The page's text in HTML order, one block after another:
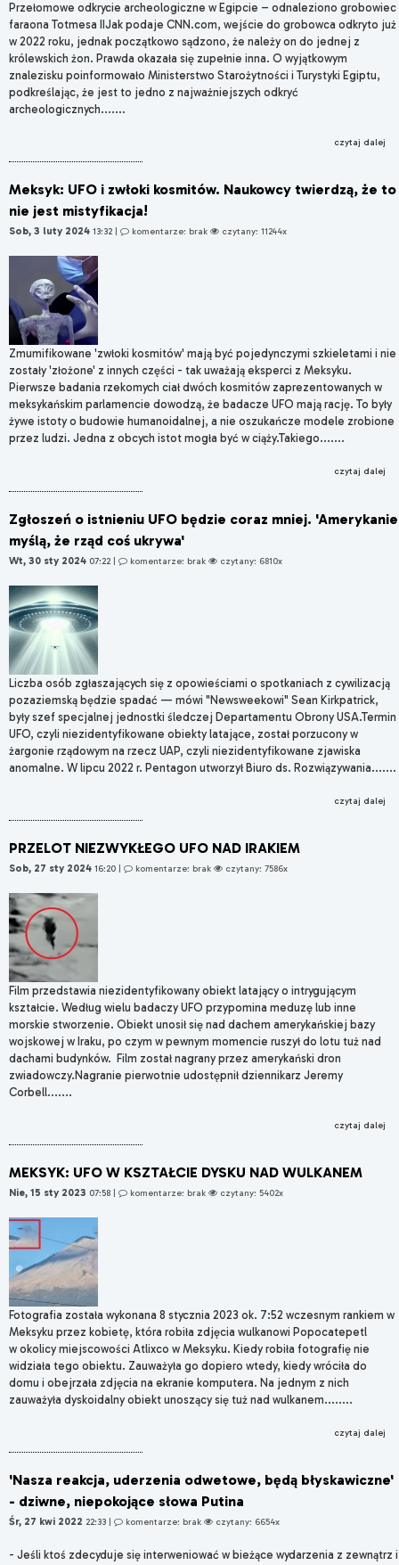
Przełomowe odkrycie archeologiczne w Egipcie – odnaleziono grobowiec
faraona Totmesa IIJak podaje CNN.com, wejście do grobowca odkryto już
w 2022 roku, jednak początkowo sądzono, że należy on do jednej z
królewskich żon. Prawda okazała się zupełnie inna. O wyjątkowym
znalezisku poinformowało Ministerstwo Starożytności i Turystyki Egiptu,
podkreślając, że jest to jedno z najważniejszych odkryć
archeologicznych.......
czytaj dalej
Meksyk: UFO i zwłoki kosmitów. Naukowcy twierdzą, że to
nie jest mistyfikacja!
Sob, 3 luty 2024 13:32 komentarze: brak czytany: 11244x
Zmumifikowane 'zwłoki kosmitów' mają być pojedynczymi szkieletami i nie
zostały 'złożone' z innych części - tak uważają eksperci z Meksyku.
Pierwsze badania rzekomych ciał dwóch kosmitów zaprezentowanych w
meksykańskim parlamencie dowodzą, że badacze UFO mają rację. To były
żywe istoty o budowie humanoidalnej, a nie oszukańcze modele zrobione
przez ludzi. Jedna z obcych istot mogła być w ciąży.Takiego.......
czytaj dalej
Zgłoszeń o istnieniu UFO będzie coraz mniej. 'Amerykanie
myślą, że rząd coś ukrywa'
Wt, 30 sty 2024 07:22 | komentarze: brak czytany: 6810x
Liczba osób zgłaszających się z opowieściami o spotkaniach z cywilizacją
pozaziemską będzie spadać — mówi "Newsweekowi" Sean Kirkpatrick,
były szef specjalnej jednostki śledczej Departamentu Obrony USA.Termin
UFO, czyli niezidentyfikowane obiekty latające, został porzucony w
żargonie rządowym na rzecz UAP, czyli niezidentyfikowane zjawiska
anomalne. W lipcu 2022 r. Pentagon utworzył Biuro ds. Rozwiązywania.......
czytaj dalej
PRZELOT NIEZWYKŁEGO UFO NAD IRAKIEM
Sob, 27 sty 2024 16:20 | komentarze: brak czytany: 7586x
Film przedstawia niezidentyfikowany obiekt latający o intrygującym
kształcie. Według wielu badaczy UFO przypomina meduzę lub inne
morskie stworzenie. Obiekt unosił się nad dachem amerykańskiej bazy
wojskowej w Iraku, po czym w pewnym momencie ruszył do lotu tuż nad
dachami budynków. Film został nagrany przez amerykański dron
zwiadowczy.Nagranie pierwotnie udostępnił dziennikarz Jeremy
Corbell.......
czytaj dalej
MEKSYK: UFO W KSZTAŁCIE DYSKU NAD WULKANEM
Nie, 15 sty 2023 07:58 | komentarze: brak czytany: 5402x
Fotografia została wykonana 8 stycznia 2023 ok. 7:52 wczesnym rankiem w
Meksyku przez kobietę, która robiła zdjęcia wulkanowi Popocatepetl
w okolicy miejscowości Atlixco w Meksyku. Kiedy robiła fotografię nie
widziała tego obiektu. Zauważyła go dopiero wtedy, kiedy wróciła do
domu i obejrzała zdjęcia na ekranie komputera. Na jednym z nich
zauważyła dyskoidalny obiekt unoszący się tuż nad wulkanem........
czytaj dalej
'Nasza reakcja, uderzenia odwetowe, będą błyskawiczne'
- dziwne, niepokojące słowa Putina
Śr, 27 kwi 2022 22:33 komentarze: brak czytany: 6654x
- Jeśli ktoś zdecyduje się interweniować w bieżące wydarzenia z zewnątrz i